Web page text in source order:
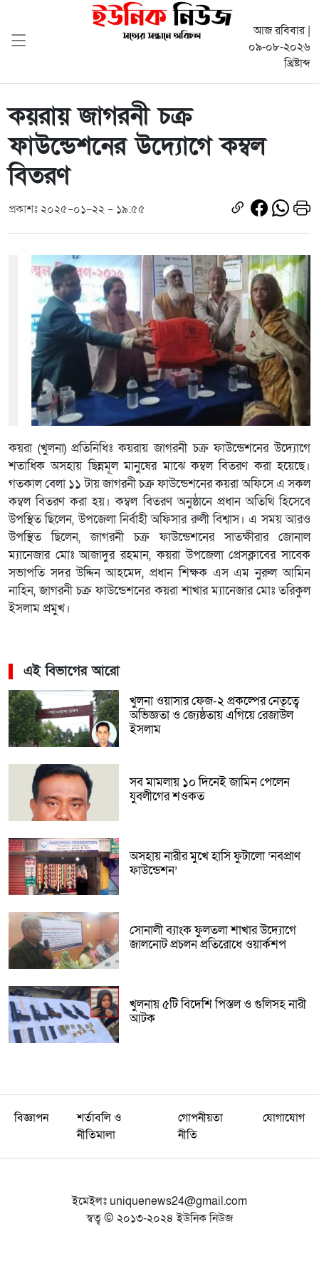
আজ রবিবার |
০৯-০৮-২০২৬
খ্রিষ্টাব্দ
কয়রায় জাগরনী চক্র
ফাউন্ডেশনের উদ্যোগে কম্বল
বিতরণ
প্রকাশঃ ২০২৫-০১-২২ - ১৯:৫৫
কয়রা (খুলনা) প্রতিনিধিঃ কয়রায় জাগরনী চক্র ফাউন্ডেশনের উদ্যোগে
শতাধিক অসহায় ছিন্নমূল মানুষের মাঝে কম্বল বিতরণ করা হয়েছে।
গতকাল বেলা ১১ টায় জাগরনী চক্র ফাউন্ডেশনের কয়রা অফিসে এ সকল
কম্বল বিতরণ করা হয়। কম্বল বিতরণ অনুষ্ঠানে প্রধান অতিথি হিসেবে
উপস্থিত ছিলেন, উপজেলা নির্বাহী অফিসার রুলী বিশ্বাস। এ সময় আরও
উপস্থিত ছিলেন, জাগরনী চক্র ফাউন্ডেশনের সাতক্ষীরার জোনাল
ম্যানেজার মোঃ আজাদুর রহমান, কয়রা উপজেলা প্রেসক্লাবের সাবেক
সভাপতি সদর উদ্দিন আহমেদ, প্রধান শিক্ষক এস এম নুরুল আমিন
নাহিন, জাগরনী চক্র ফাউন্ডেশনের কয়রা শাখার ম্যানেজার মোঃ তরিকুল
ইসলাম প্রমুখ।
এই বিভাগের আরো
খুলনা ওয়াসার ফেজ-২ প্রকল্পের নেতৃত্বে
অভিজ্ঞতা ও জ্যেষ্ঠতায় এগিয়ে রেজাউল
ইসলাম
সব মামলায় ১০ দিনেই জামিন পেলেন
যুবলীগের শওকত
অসহায় নারীর মুখে হাসি ফুটালো ‘নবপ্রাণ
ফাউন্ডেশন’
সোনালী ব্যাংক ফুলতলা শাখার উদ্যোগে
জালনোট প্রচলন প্রতিরোধে ওয়ার্কশপ
খুলনায় ৫টি বিদেশি পিস্তল ও গুলিসহ নারী
আটক
বিজ্ঞাপন
শর্তাবলি ও
নীতিমালা
গোপনীয়তা
নীতি
যোগাযোগ
ইমেইলঃ uniquenews24@gmail.com
স্বত্ব © ২০১৩-২০২৪ ইউনিক নিউজ